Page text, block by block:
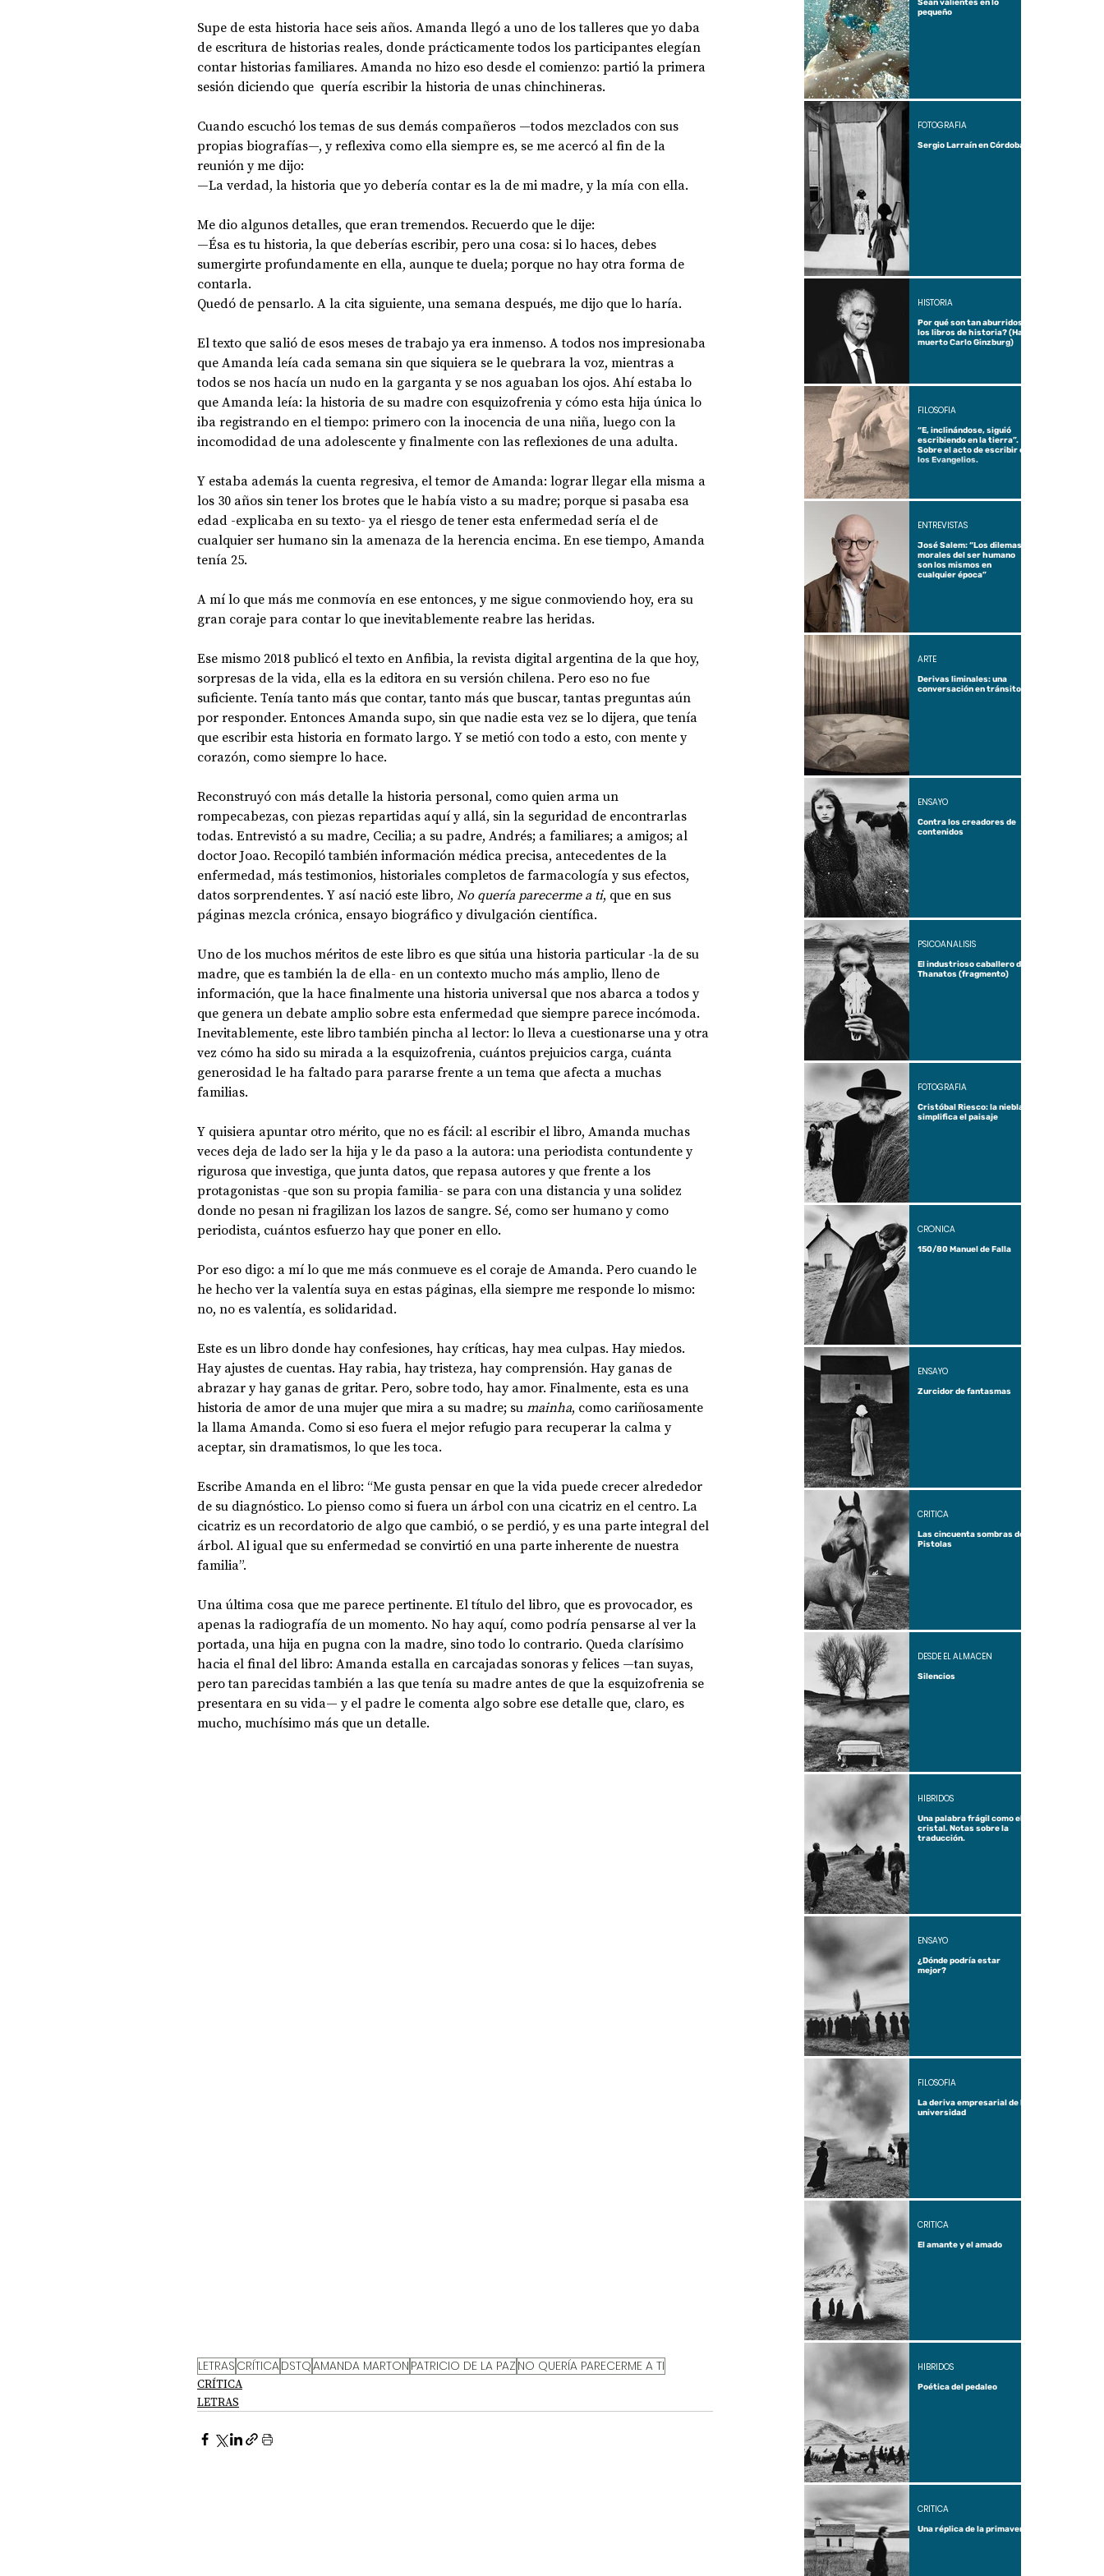
ANTROPOLOGÍA 50 AÑOS DEL GOLPE
CIENCIA Y TECNOLOGÍA
Supe de esta historia hace seis años. Amanda llegó a uno de los talleres que yo daba
de escritura de historias reales, donde prácticamente todos los participantes elegían
contar historias familiares. Amanda no hizo eso desde el comienzo: partió la primera
sesión diciendo que  quería escribir la historia de unas chinchineras.
Cuando escuchó los temas de sus demás compañeros —todos mezclados con sus
propias biografías—, y reflexiva como ella siempre es, se me acercó al fin de la
reunión y me dijo:
—La verdad, la historia que yo debería contar es la de mi madre, y la mía con ella.
Me dio algunos detalles, que eran tremendos. Recuerdo que le dije:
—Ésa es tu historia, la que deberías escribir, pero una cosa: si lo haces, debes
sumergirte profundamente en ella, aunque te duela; porque no hay otra forma de
contarla.
Quedó de pensarlo. A la cita siguiente, una semana después, me dijo que lo haría.
El texto que salió de esos meses de trabajo ya era inmenso. A todos nos impresionaba
que Amanda leía cada semana sin que siquiera se le quebrara la voz, mientras a
todos se nos hacía un nudo en la garganta y se nos aguaban los ojos. Ahí estaba lo
que Amanda leía: la historia de su madre con esquizofrenia y cómo esta hija única lo
iba registrando en el tiempo: primero con la inocencia de una niña, luego con la
incomodidad de una adolescente y finalmente con las reflexiones de una adulta.
Y estaba además la cuenta regresiva, el temor de Amanda: lograr llegar ella misma a
los 30 años sin tener los brotes que le había visto a su madre; porque si pasaba esa
edad -explicaba en su texto- ya el riesgo de tener esta enfermedad sería el de
cualquier ser humano sin la amenaza de la herencia encima. En ese tiempo, Amanda
tenía 25.
A mí lo que más me conmovía en ese entonces, y me sigue conmoviendo hoy, era su
gran coraje para contar lo que inevitablemente reabre las heridas.
Ese mismo 2018 publicó el texto en Anfibia, la revista digital argentina de la que hoy,
sorpresas de la vida, ella es la editora en su versión chilena. Pero eso no fue
suficiente. Tenía tanto más que contar, tanto más que buscar, tantas preguntas aún
por responder. Entonces Amanda supo, sin que nadie esta vez se lo dijera, que tenía
que escribir esta historia en formato largo. Y se metió con todo a esto, con mente y
corazón, como siempre lo hace.
Reconstruyó con más detalle la historia personal, como quien arma un
rompecabezas, con piezas repartidas aquí y allá, sin la seguridad de encontrarlas
todas. Entrevistó a su madre, Cecilia; a su padre, Andrés; a familiares; a amigos; al
doctor Joao. Recopiló también información médica precisa, antecedentes de la
enfermedad, más testimonios, historiales completos de farmacología y sus efectos,
datos sorprendentes. Y así nació este libro, No quería parecerme a ti, que en sus
páginas mezcla crónica, ensayo biográfico y divulgación científica.
Uno de los muchos méritos de este libro es que sitúa una historia particular -la de su
madre, que es también la de ella- en un contexto mucho más amplio, lleno de
información, que la hace finalmente una historia universal que nos abarca a todos y
que genera un debate amplio sobre esta enfermedad que siempre parece incómoda.
Inevitablemente, este libro también pincha al lector: lo lleva a cuestionarse una y otra
vez cómo ha sido su mirada a la esquizofrenia, cuántos prejuicios carga, cuánta
generosidad le ha faltado para pararse frente a un tema que afecta a muchas
familias.
Y quisiera apuntar otro mérito, que no es fácil: al escribir el libro, Amanda muchas
veces deja de lado ser la hija y le da paso a la autora: una periodista contundente y
rigurosa que investiga, que junta datos, que repasa autores y que frente a los
protagonistas -que son su propia familia- se para con una distancia y una solidez
donde no pesan ni fragilizan los lazos de sangre. Sé, como ser humano y como
periodista, cuántos esfuerzo hay que poner en ello.
Por eso digo: a mí lo que me más conmueve es el coraje de Amanda. Pero cuando le
he hecho ver la valentía suya en estas páginas, ella siempre me responde lo mismo:
no, no es valentía, es solidaridad.
Este es un libro donde hay confesiones, hay críticas, hay mea culpas. Hay miedos.
Hay ajustes de cuentas. Hay rabia, hay tristeza, hay comprensión. Hay ganas de
abrazar y hay ganas de gritar. Pero, sobre todo, hay amor. Finalmente, esta es una
historia de amor de una mujer que mira a su madre; su mainha, como cariñosamente
la llama Amanda. Como si eso fuera el mejor refugio para recuperar la calma y
aceptar, sin dramatismos, lo que les toca.
Escribe Amanda en el libro: “Me gusta pensar en que la vida puede crecer alrededor
de su diagnóstico. Lo pienso como si fuera un árbol con una cicatriz en el centro. La
cicatriz es un recordatorio de algo que cambió, o se perdió, y es una parte integral del
árbol. Al igual que su enfermedad se convirtió en una parte inherente de nuestra
familia”.
Una última cosa que me parece pertinente. El título del libro, que es provocador, es
apenas la radiografía de un momento. No hay aquí, como podría pensarse al ver la
portada, una hija en pugna con la madre, sino todo lo contrario. Queda clarísimo
hacia el final del libro: Amanda estalla en carcajadas sonoras y felices —tan suyas,
pero tan parecidas también a las que tenía su madre antes de que la esquizofrenia se
presentara en su vida— y el padre le comenta algo sobre ese detalle que, claro, es
mucho, muchísimo más que un detalle.
LETRAS CRÍTICADSTQAMANDA MARTON PATRICIO DE LA PAZ NO QUERÍA PARECERME A TI
CRÍTICA
LETRAS
Sean valientes en lo
pequeño
Sergio Larraín en Córdoba
FOTOGRAFÍA
Por qué son tan aburridos
los libros de historia? (Ha
muerto Carlo Ginzburg)
HISTORIA
“E, inclinándose, siguió
escribiendo en la tierra”.
Sobre el acto de escribir en
los Evangelios.
FILOSOFÍA
José Salem: “Los dilemas
morales del ser humano
son los mismos en
cualquier época”
ENTREVISTAS
Derivas liminales: una
conversación en tránsito
ARTE
Contra los creadores de
contenidos
ENSAYO
El industrioso caballero de
Thanatos (fragmento)
PSICOANÁLISIS
Cristóbal Riesco: la niebla
simplifica el paisaje
FOTOGRAFÍA
150/80 Manuel de Falla
CRÓNICA
Zurcidor de fantasmas
ENSAYO
Las cincuenta sombras de
Pistolas
CRÍTICA
Silencios
DESDE EL ALMACÉN
Una palabra frágil como el
cristal. Notas sobre la
traducción.
HÍBRIDOS
¿Dónde podría estar
mejor?
ENSAYO
La deriva empresarial de la
universidad
FILOSOFÍA
El amante y el amado
CRÍTICA
Poética del pedaleo
HÍBRIDOS
Una réplica de la primavera
CRÍTICA